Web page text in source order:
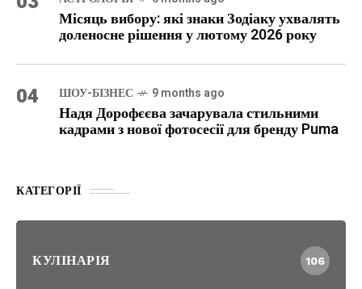
Місяць вибору: які знаки Зодіаку ухвалять
доленосне рішення у лютому 2026 року
04 ШОУ-БІЗНЕС 9 months ago
Надя Дорофєєва зачарувала стильними
кадрами з нової фотосесії для бренду Puma
КАТЕГОРІЇ
КУЛІНАРІЯ 106